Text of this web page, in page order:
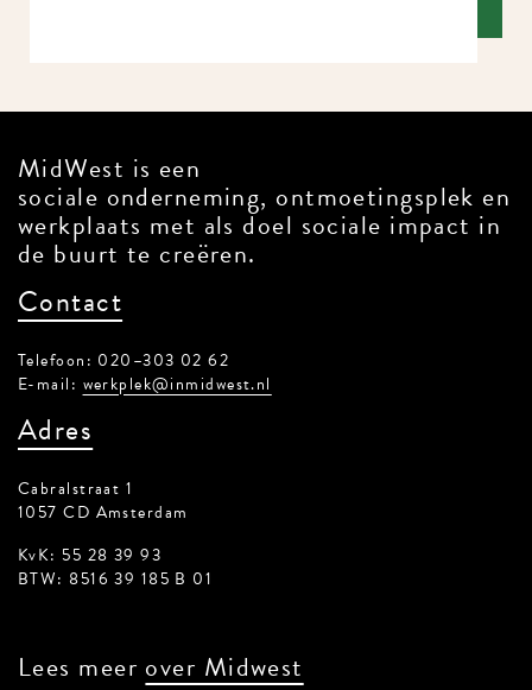
MidWest is een
sociale onderneming, ontmoetingsplek en
werkplaats met als doel sociale impact in
de buurt te creëren.
Contact
Telefoon: 020–303 02 62
E-mail: werkplek@inmidwest.nl
Adres
Cabralstraat 1
1057 CD Amsterdam
KvK: 55 28 39 93
BTW: 8516 39 185 B 01
Lees meer over Midwest